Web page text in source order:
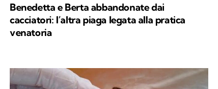
Benedetta e Berta abbandonate dai
cacciatori: l’altra piaga legata alla pratica
venatoria